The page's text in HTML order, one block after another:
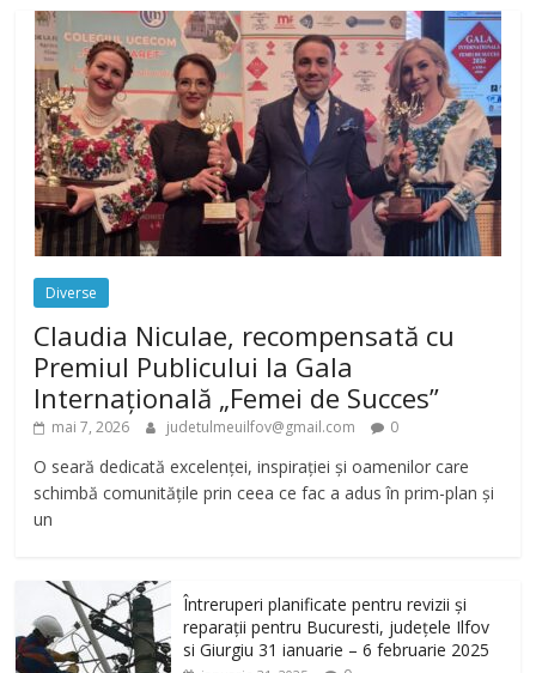
Diverse
Claudia Niculae, recompensată cu
Premiul Publicului la Gala
Internațională „Femei de Succes”
mai 7, 2026 judetulmeuilfov@gmail.com 0
O seară dedicată excelenței, inspirației și oamenilor care
schimbă comunitățile prin ceea ce fac a adus în prim-plan și
un
Întreruperi planificate pentru revizii și
reparații pentru Bucuresti, județele Ilfov
si Giurgiu 31 ianuarie – 6 februarie 2025